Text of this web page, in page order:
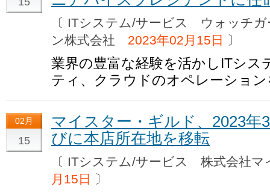
〔 ITシステム/サービス ウォッチ
ン株式会社 2023年02月15日 〕
業界の豊富な経験を活かしITシス
ティ、クラウドのオペレーション
02月
15
マイスター・ギルド、2023
びに本店所在地を移転
〔 ITシステム/サービス 株式会社
月15日
〕